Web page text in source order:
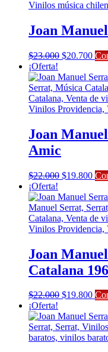
Joan
$23.000 El
original
era:
$23.000.
$20.700El
es:
¡Oferta!
Joan
Amic
$22.000 El
original
era:
$22.000.
$19.800El
es:
¡Oferta!
Joan
Catalana
$22.000 El
original
era:
$22.000.
$19.800El
es:
¡Oferta!